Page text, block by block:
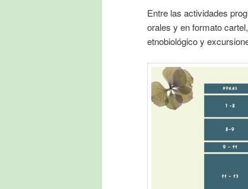
Entre las actividades
orales y en formato
etnobiológico y